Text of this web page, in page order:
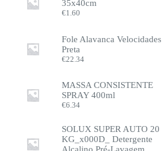
35x40cm
€1.60
Fole Alavanca Velocidades
Preta
€22.34
MASSA CONSISTENTE
SPRAY 400ml
€6.34
SOLUX SUPER AUTO 20
KG_x000D_ Detergente
Alcalino Pré-Lavagem